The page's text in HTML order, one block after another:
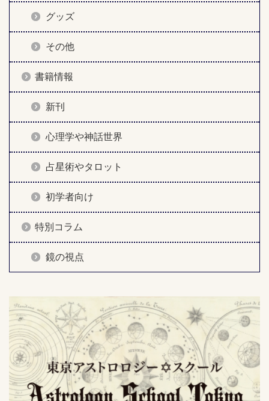
グッズ
その他
書籍情報
新刊
心理学や神話世界
占星術やタロット
初学者向け
特別コラム
鏡の視点